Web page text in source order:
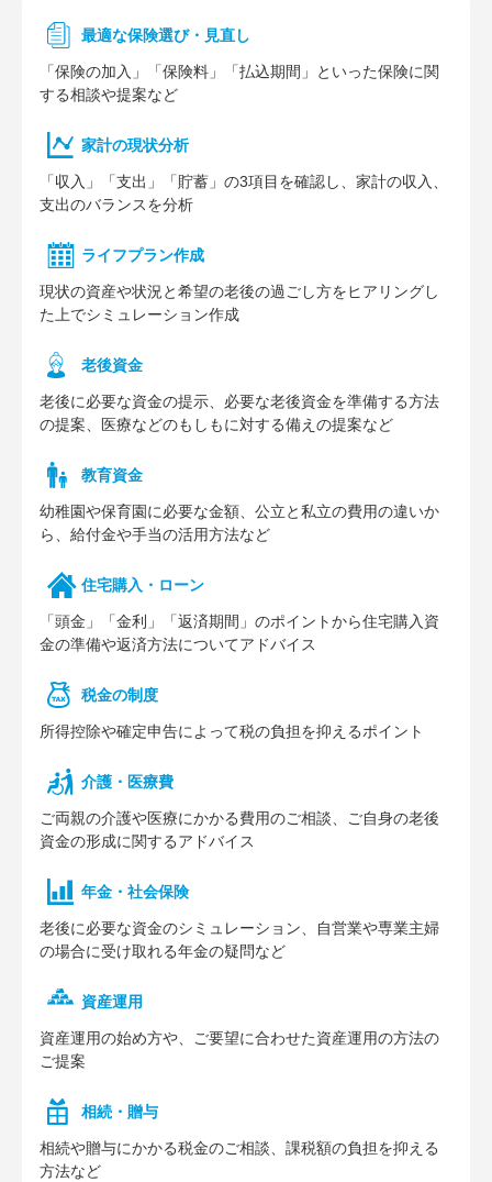
最適な保険選び・見直し
「保険の加入」「保険料」「払込期間」といった保険に関
する相談や提案など
家計の現状分析
「収入」「支出」「貯蓄」の3項目を確認し、家計の収入、
支出のバランスを分析
ライフプラン作成
現状の資産や状況と希望の老後の過ごし方をヒアリングし
た上でシミュレーション作成
⽼後資⾦
老後に必要な資金の提示、必要な老後資金を準備する方法
の提案、医療などのもしもに対する備えの提案など
教育資金
幼稚園や保育園に必要な⾦額、公⽴と私⽴の費⽤の違いか
ら、給付⾦や⼿当の活⽤⽅法など
住宅購⼊・ローン
「頭⾦」「⾦利」「返済期間」のポイントから住宅購⼊資
⾦の準備や返済⽅法についてアドバイス
税⾦の制度
所得控除や確定申告によって税の負担を抑えるポイント
介護・医療費
ご両親の介護や医療にかかる費⽤のご相談、ご⾃⾝の⽼後
資⾦の形成に関するアドバイス
年⾦・社会保険
⽼後に必要な資⾦のシミュレーション、⾃営業や専業主婦
の場合に受け取れる年⾦の疑問など
資産運用
資産運⽤の始め⽅や、ご要望に合わせた資産運⽤の⽅法の
ご提案
相続・贈与
相続や贈与にかかる税⾦のご相談、課税額の負担を抑える
⽅法など